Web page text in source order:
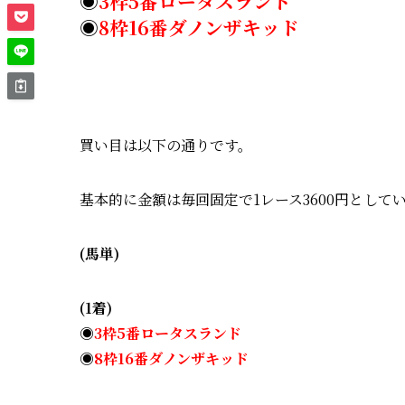
◉8枠16番ダノンザキッド
買い目は以下の通りです。
基本的に金額は毎回固定で1レース3600円として
(馬単)
(1着)
◉3枠5番ロータスランド
◉8枠16番ダノンザキッド